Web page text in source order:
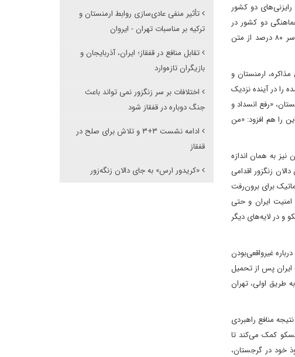
دو کشور
دو کشور در
تعاملات خود در این منطقه تأکید کردند. هم‌زمان نیکول پاشینیان، نخست‌وزیر ارمنستان، با بیان اینکه ارمنستان و جمهوری آذربایجان بر سر ۸۰ درصد از متن
ارمنستان و
آذربایجان مفاد توافق‌شده را در آینده نزدیک
«رفع انسداد و
را هم افزود: «من
نیز به همان اندازه
زنگزور اقدامی
برای برون‌رفت
امنیت ایران و حتی
و در لایه‌های دیگر
غیرواقعی‌بودن
ایران پس از تحمیل
طریق اولی، تهران
ایران را از ۱۵ به ۱۴ کشور تقلیل می‌دهد و در نتیجه منافع راهبردی
مسکو کمک می‌کند تا
خود در گرجستان،
تأثیر منفی عادی‌سازی روابط ارمنستان و
ترکیه بر مناسبات تهران - ایروان
تقابل منافع در قفقاز؛ ایران، آذربایجان و
بازیگران تازه‌وارد
اختلافات بر سر زنگزور نمی تواند باعث
جنگ دوباره در قفقاز شود
ادامه نشست ۳+۳ و تلاش برای صلح در
قفقاز
«کریدور ارس» به جای دالان زنگه‌زور